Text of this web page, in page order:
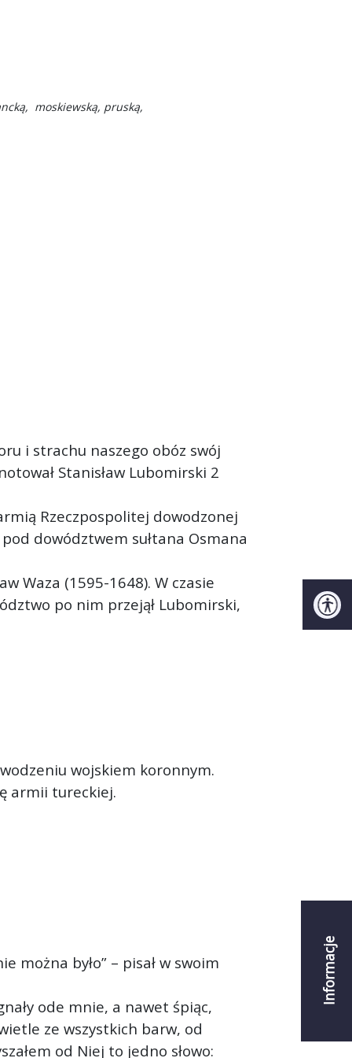
Informacje
moskiewską, pruską,
i strachu naszego obóz swój
Stanisław Lubomirski 2
Rzeczpospolitej dowodzonej
dowództwem sułtana Osmana
Waza (1595-1648). W czasie
po nim przejął Lubomirski,
wojskiem koronnym.
armii tureckiej.
można było” – pisał w swoim
ode mnie, a nawet śpiąc,
ze wszystkich barw, od
od Niej to jedno słowo: